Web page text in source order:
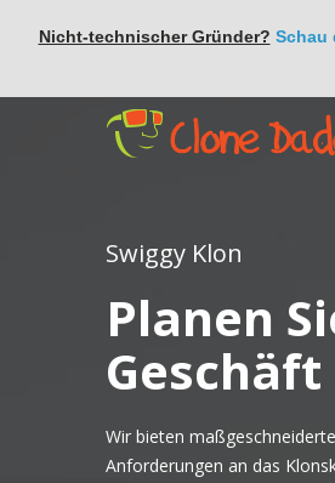
Nicht-technischer Gründer? Schau
Swiggy Klon
Planen
Wir bieten
Anforderungen an das